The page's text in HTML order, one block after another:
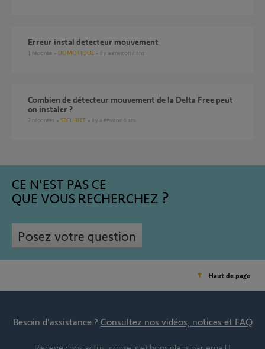
Erreur instal detecteur mouvement
1 réponse DOMOTIQUE il y a environ 7 ans
Combien de détecteur mouvement de la Delta Free peut
on instaler ?
2 réponses SÉCURITÉ il y a environ 6 ans
CE N'EST PAS CE
QUE VOUS RECHERCHEZ
Posez votre question
Haut de page
Besoin d’assistance ? Consultez nos vidéos, notices et FAQ